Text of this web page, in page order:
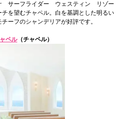
サーフライダー ウェスティン リゾー
を望むチャペル。白を基調とした明るい
ーフのシャンデリアが好評です。
ペル（チャペル）